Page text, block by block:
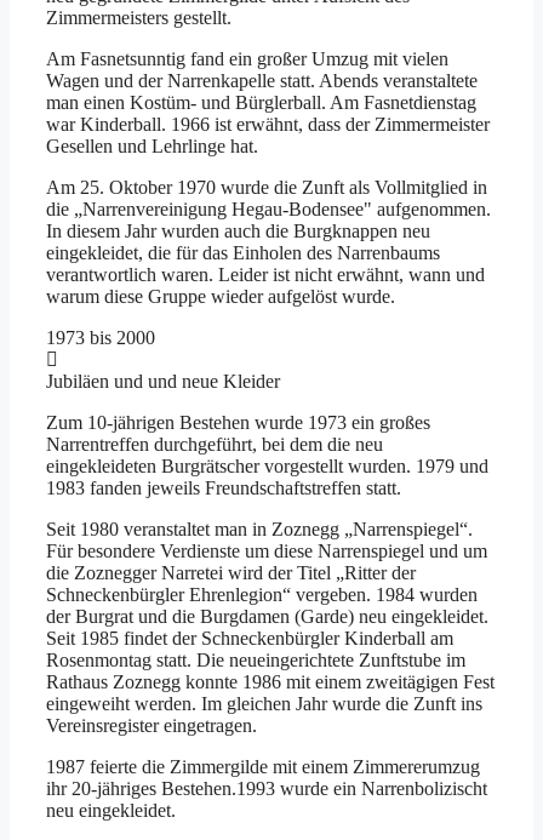
Zimmermeisters gestellt.
Am Fasnetsunntig fand ein großer Umzug mit vielen
Wagen und der Narrenkapelle statt. Abends veranstaltete
man einen Kostüm- und Bürglerball. Am Fasnetdienstag
war Kinderball. 1966 ist erwähnt, dass der Zimmermeister
Gesellen und Lehrlinge hat.
Am 25. Oktober 1970 wurde die Zunft als Vollmitglied in
die „Narrenvereinigung Hegau-Bodensee" aufgenommen.
In diesem Jahr wurden auch die Burgknappen neu
eingekleidet, die für das Einholen des Narrenbaums
verantwortlich waren. Leider ist nicht erwähnt, wann und
warum diese Gruppe wieder aufgelöst wurde.
1973 bis 2000
Jubiläen und und neue Kleider
Zum 10-jährigen Bestehen wurde 1973 ein großes
Narrentreffen durchgeführt, bei dem die neu
eingekleideten Burgrätscher vorgestellt wurden. 1979 und
1983 fanden jeweils Freundschaftstreffen statt.
Seit 1980 veranstaltet man in Zoznegg „Narrenspiegel“.
Für besondere Verdienste um diese Narrenspiegel und um
die Zoznegger Narretei wird der Titel „Ritter der
Schneckenbürgler Ehrenlegion“ vergeben. 1984 wurden
der Burgrat und die Burgdamen (Garde) neu eingekleidet.
Seit 1985 findet der Schneckenbürgler Kinderball am
Rosenmontag statt. Die neueingerichtete Zunftstube im
Rathaus Zoznegg konnte 1986 mit einem zweitägigen Fest
eingeweiht werden. Im gleichen Jahr wurde die Zunft ins
Vereinsregister eingetragen.
1987 feierte die Zimmergilde mit einem Zimmererumzug
ihr 20-jähriges Bestehen.1993 wurde ein Narrenbolizischt
neu eingekleidet.